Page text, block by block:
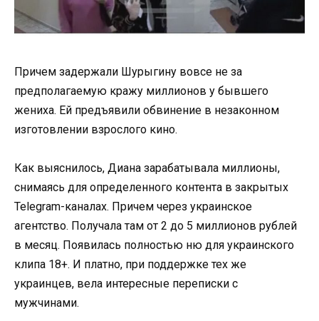
Причем задержали Шурыгину вовсе не за
предполагаемую кражу миллионов у бывшего
жениха. Ей предъявили обвинение в незаконном
изготовлении взрослого кино.
Как выяснилось, Диана зарабатывала миллионы,
снимаясь для определенного контента в закрытых
Telegram-каналах. Причем через украинское
агентство. Получала там от 2 до 5 миллионов рублей
в месяц. Появилась полностью ню для украинского
клипа 18+. И платно, при поддержке тех же
украинцев, вела интересные переписки с
мужчинами.